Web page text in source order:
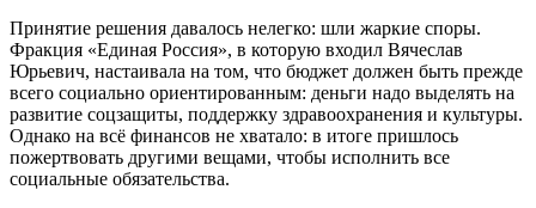
Принятие решения давалось нелегко: шли жаркие споры.
Фракция «Единая Россия», в которую входил Вячеслав
Юрьевич, настаивала на том, что бюджет должен быть прежде
всего социально ориентированным: деньги надо выделять на
развитие соцзащиты, поддержку здравоохранения и культуры.
Однако на всё финансов не хватало: в итоге пришлось
пожертвовать другими вещами, чтобы исполнить все
социальные обязательства.